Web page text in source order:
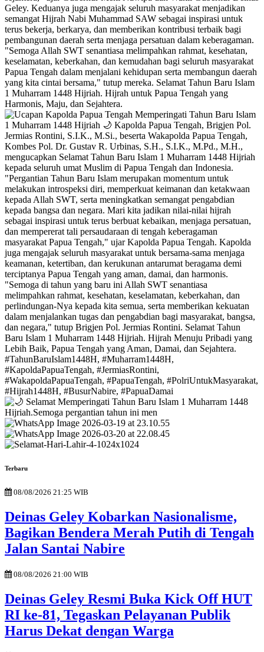
Terbaru
08/08/2026 21:25 WIB
Deinas Geley Kobarkan Nasionalisme,
Bagikan Bendera Merah Putih di Tengah
Jalan Santai Nabire
08/08/2026 21:00 WIB
Deinas Geley Resmi Buka Kick Off HUT
RI ke-81, Tegaskan Pelayanan Publik
Harus Dekat dengan Warga